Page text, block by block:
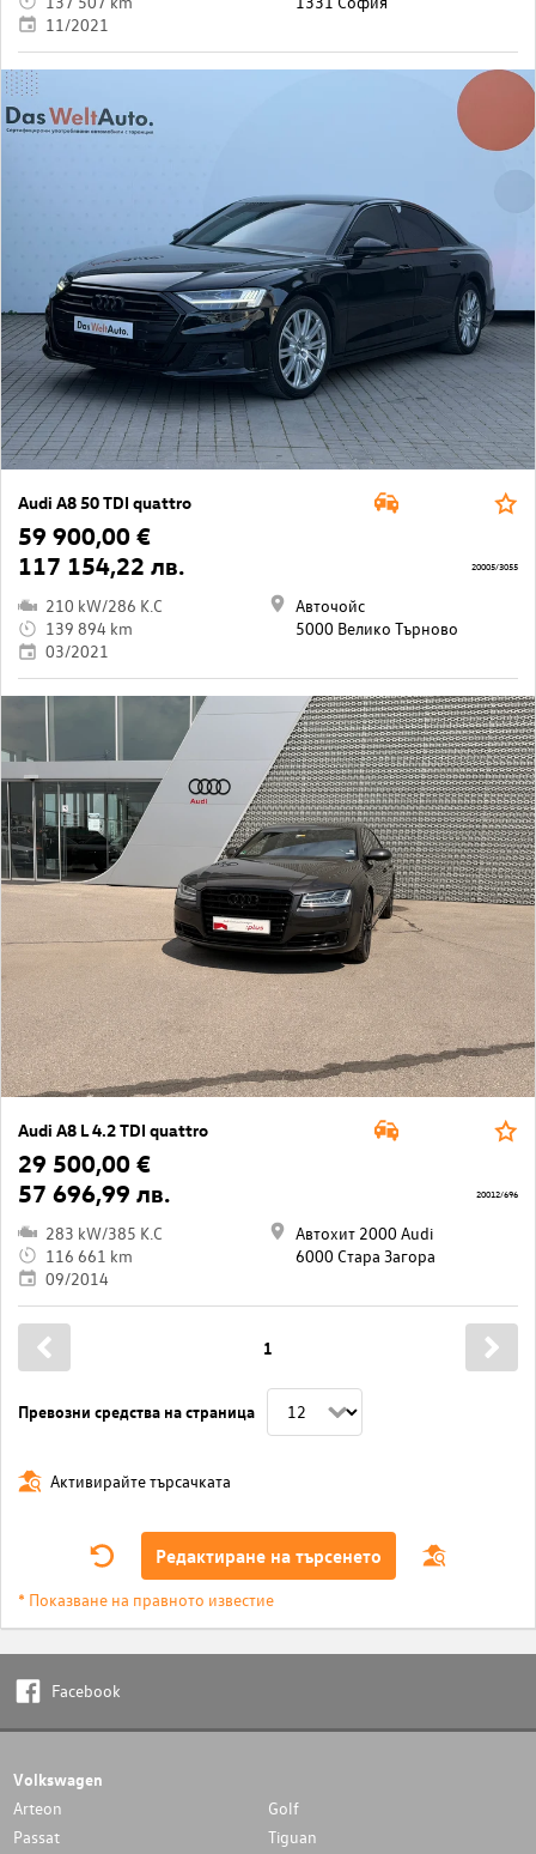
11/2021
Audi A8 50 TDI quattro
59 900,00 €
117 154,22 лв.
210 kW/286 K.C
139 894 km
03/2021
Авточойс
5000 Велико Търново
20005/3055
Audi A8 L 4.2 TDI quattro
29 500,00 €
57 696,99 лв.
283 kW/385 K.C
116 661 km
09/2014
Автохит 2000 Audi
6000 Стара Загора
20012/696
Превозни средства на страница
1
Активирайте търсачката
Редактиране на търсенето
* Показване на правното известие
Facebook
Volkswagen
Arteon
Golf
Passat
Tiguan